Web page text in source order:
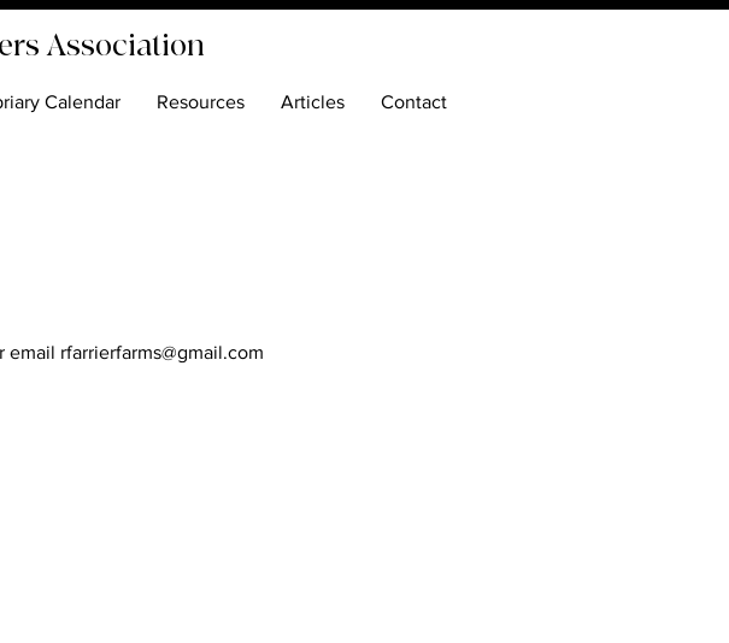
Association
Calendar Resources Articles Contact
email rfarrierfarms@gmail.com